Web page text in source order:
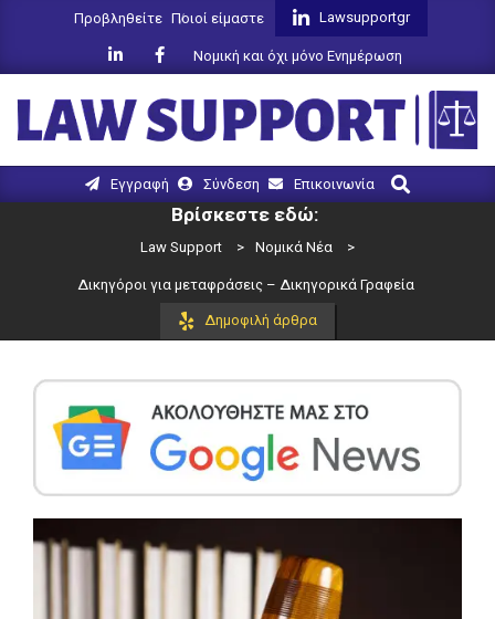
Προβληθείτε Ποιοί είμαστε Lawsupportgr
Νομική και όχι μόνο Ενημέρωση
LAW
SUPPORT
Navigation
Εγγραφή Σύνδεση Επικοινωνία
Search
Βρίσκεστε εδώ:
Law Support > Νομικά Νέα >
Δικηγόροι για μεταφράσεις – Δικηγορικά Γραφεία
Δημοφιλή άρθρα